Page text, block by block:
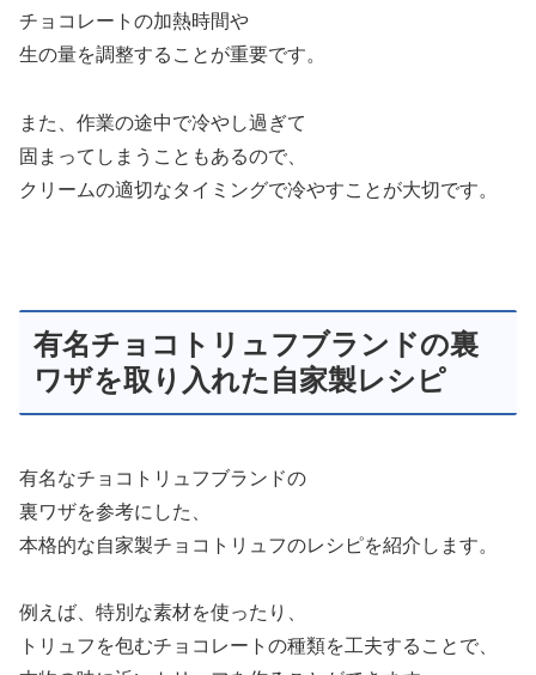
チョコレートの加熱時間や
生の量を調整することが重要です。
また、作業の途中で冷やし過ぎて
固まってしまうこともあるので、
クリームの適切なタイミングで冷やすことが大切です。
有名チョコトリュフブランドの裏
ワザを取り入れた自家製レシピ
有名なチョコトリュフブランドの
裏ワザを参考にした、
本格的な自家製チョコトリュフのレシピを紹介します。
例えば、特別な素材を使ったり、
トリュフを包むチョコレートの種類を工夫することで、